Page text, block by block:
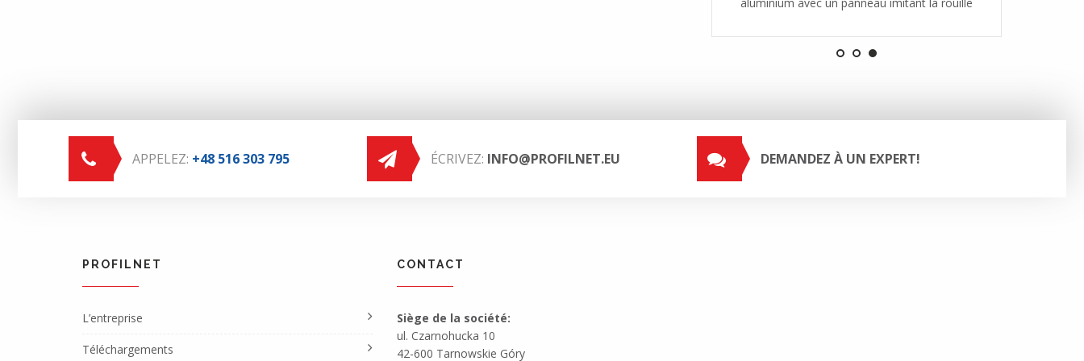
APPELEZ: +48 516 303 795 ÉCRIVEZ: INFO@PROFILNET.EU DEMANDEZ À UN EXPERT!
PROFILNET
L’entreprise
Téléchargements
CONTACT
Siège de la société:
ul. Czarnohucka 10
42-600 Tarnowskie Góry